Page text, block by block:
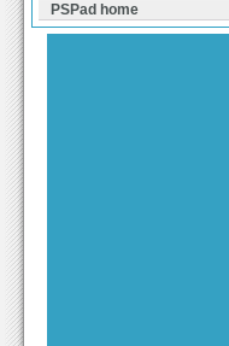
PSPad home